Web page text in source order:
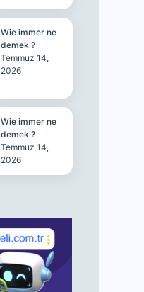
Wie immer ne
demek ?
Temmuz 14,
2026
Wie immer ne
demek ?
Temmuz 14,
2026